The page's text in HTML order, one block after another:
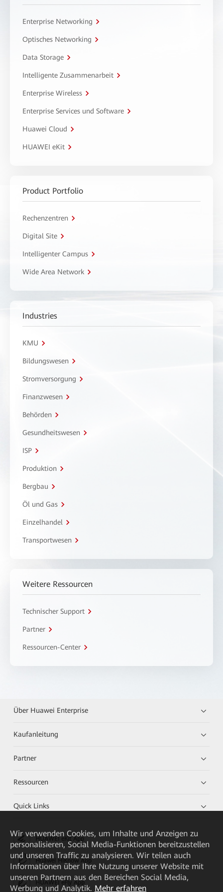
Enterprise Networking
Optisches Networking
Data Storage
Intelligente Zusammenarbeit
Enterprise Wireless
Enterprise Services und Software
Huawei Cloud
HUAWEI eKit
Product Portfolio
Rechenzentren
Digital Site
Intelligenter Campus
Wide Area Network
Industries
KMU
Bildungswesen
Stromversorgung
Finanzwesen
Behörden
Gesundheitswesen
ISP
Produktion
Bergbau
Öl und Gas
Einzelhandel
Transportwesen
Weitere Ressourcen
Technischer Support
Partner
Ressourcen-Center
Über Huawei Enterprise
Kaufanleitung
Partner
Ressourcen
Quick Links
HUAWEI eKit App
Huawei HiKnow App
HUAWEI eFly App
Wir verwenden Cookies, um Inhalte und Anzeigen zu
personalisieren, Social Media-Funktionen bereitzustellen
und unseren Traffic zu analysieren. Wir teilen auch
Informationen über Ihre Nutzung unserer Website mit
unseren Partnern aus den Bereichen Social Media,
Werbung und Analytik. Mehr erfahren